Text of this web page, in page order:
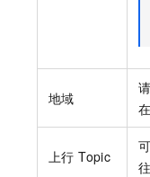
地域
上行 Topic